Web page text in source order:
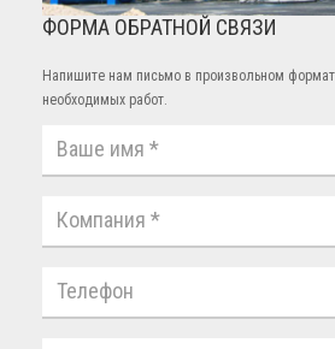
ФОРМА ОБРАТНОЙ СВЯЗИ
Напишите нам письмо в произвольном
необходимых работ.